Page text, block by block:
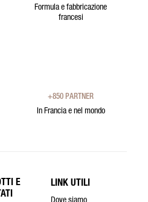
Formula e fabbricazione
francesi
+850 PARTNER
In Francia e nel mondo
E
LINK UTILI